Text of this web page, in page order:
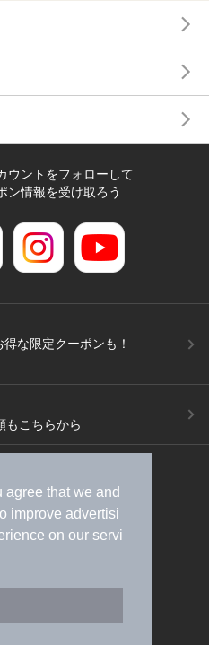
agree that we and
improve advertisi
on our servi
ウントをフォローして
ン情報を受け取ろう
な限定クーポンも！
もこちらから
）
広告出稿のご案内
イルMEMBERS+規約
記
ヘルプ
採用情報